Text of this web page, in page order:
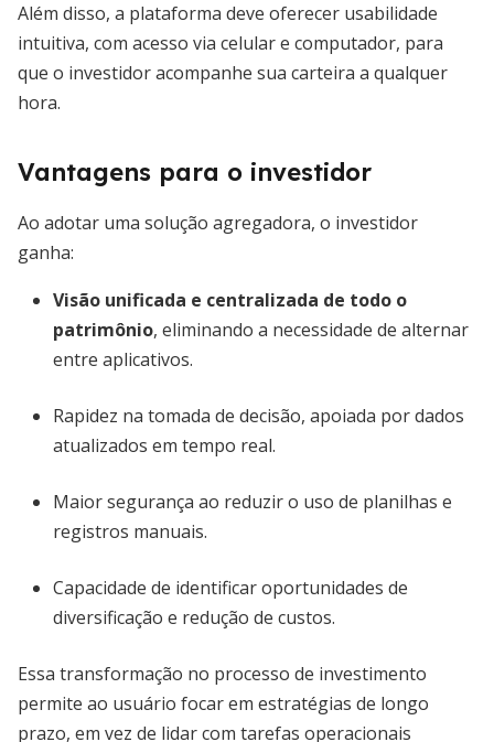
Além disso, a plataforma deve oferecer usabilidade
intuitiva, com acesso via celular e computador, para
que o investidor acompanhe sua carteira a qualquer
hora.
Vantagens para o investidor
Ao adotar uma solução agregadora, o investidor
ganha:
Visão unificada e centralizada de todo o
patrimônio, eliminando a necessidade de alternar
entre aplicativos.
Rapidez na tomada de decisão, apoiada por dados
atualizados em tempo real.
Maior segurança ao reduzir o uso de planilhas e
registros manuais.
Capacidade de identificar oportunidades de
diversificação e redução de custos.
Essa transformação no processo de investimento
permite ao usuário focar em estratégias de longo
prazo, em vez de lidar com tarefas operacionais